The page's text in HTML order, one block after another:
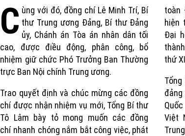
Time
C ùng với đó, đồng chí Lê Minh Trí, Bí
thư Trung ương Đảng, Bí thư Đảng
ủy, Chánh án Tòa án nhân dân tối
cao, được điều động, phân công, bổ
nhiệm giữ chức Phó Trưởng Ban Thường
trực Ban Nội chính Trung ương.
Trao quyết định và chúc mừng các đồng
chí được nhận nhiệm vụ mới, Tổng Bí thư
Tô Lâm bày tỏ mong muốn các đồng
chí nhanh chóng nắm bắt công việc, phát
toàn
hiện
Đại
thứ
Việt